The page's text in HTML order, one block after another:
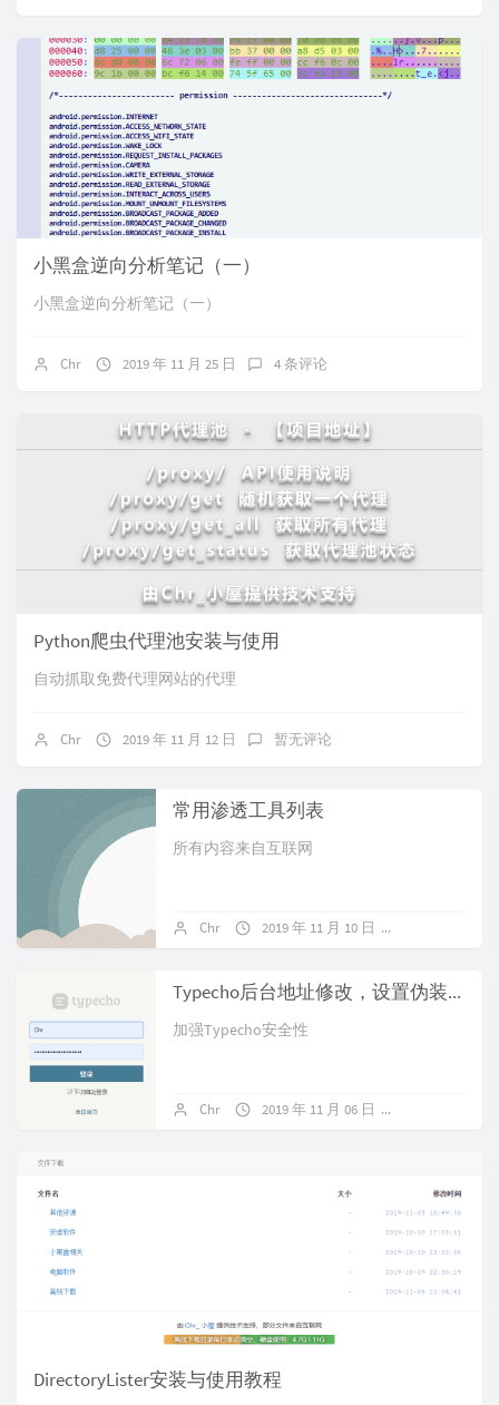
小黑盒逆向分析笔记（一）
小黑盒逆向分析笔记（一）
Chr 2019 年 11 月 25 日 4 条评论
Python爬虫代理池安装与使用
自动抓取免费代理网站的代理
Chr 2019 年 11 月 12 日 暂无评论
常用渗透工具列表
所有内容来自互联网
Chr 2019 年 11 月 10 日
Typecho后台地址修改，设置伪装页面
加强Typecho安全性
Chr 2019 年 11 月 06 日
DirectoryLister安装与使用教程